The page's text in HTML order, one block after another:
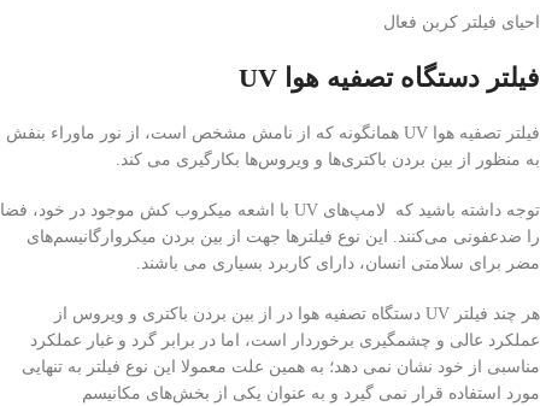
احیای فیلتر کربن فعال
فیلتر دستگاه تصفیه هوا UV
فیلتر تصفیه هوا UV همانگونه که از نامش مشخص است، از نور ماوراء بنفش
به منظور از بین بردن باکتری‌ها و ویروس‌ها بکارگیری می کند.
توجه داشته باشید که لامپ‌های UV با اشعه میکروب کش موجود در خود، فضا
را ضدعفونی می‌کنند. این نوع فیلترها جهت از بین بردن میکروارگانیسم‌های
مضر برای سلامتی انسان، دارای کاربرد بسیاری می باشند.
هر چند فیلتر UV دستگاه تصفیه هوا در از بین بردن باکتری و ویروس از
عملکرد عالی و چشمگیری برخوردار است، اما در برابر گرد و غبار عملکرد
مناسبی از خود نشان نمی دهد؛ به همین علت معمولا این نوع فیلتر به تنهایی
مورد استفاده قرار نمی گیرد و به عنوان یکی از بخش‌های مکانیسم